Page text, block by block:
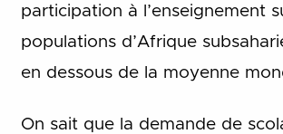
participation à l’enseignement
populations d’Afrique
en dessous de la moyenne
On sait que la demande de